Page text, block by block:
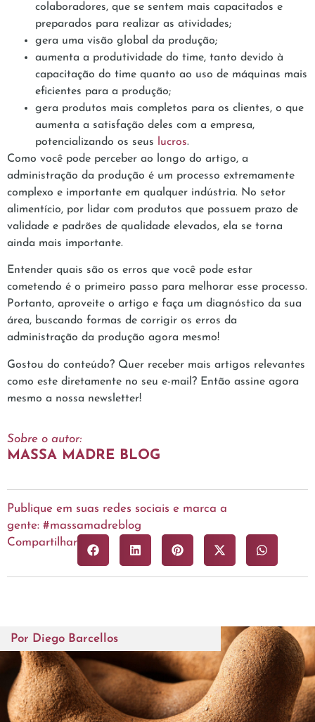
colaboradores, que se sentem mais capacitados e
preparados para realizar as atividades;
gera uma visão global da produção;
aumenta a produtividade do time, tanto devido à
capacitação do time quanto ao uso de máquinas mais
eficientes para a produção;
gera produtos mais completos para os clientes, o que
aumenta a satisfação deles com a empresa,
potencializando os seus
lucros.
Como você pode perceber ao longo do artigo, a
administração da produção é um processo extremamente
complexo e importante em qualquer indústria. No setor
alimentício, por lidar com produtos que possuem prazo de
validade e padrões de qualidade elevados, ela se torna
ainda mais importante.
Entender quais são os erros que você pode estar
cometendo é o primeiro passo para melhorar esse processo.
Portanto, aproveite o artigo e faça um diagnóstico da sua
área, buscando formas de corrigir os erros da
administração da produção agora mesmo!
Gostou do conteúdo? Quer receber mais artigos relevantes
como este diretamente no seu e-mail? Então assine agora
mesmo a nossa newsletter!
Sobre o autor:
MASSA MADRE BLOG
Publique em suas redes sociais e marca a
gente: #massamadreblog
Compartilhar
Por Diego Barcellos